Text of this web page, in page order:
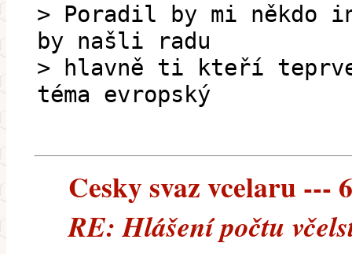
> Poradil by mi někdo
by našli radu
> hlavně ti kteří
téma evropský
Cesky svaz vcelaru ---
RE: Hlášení počtu